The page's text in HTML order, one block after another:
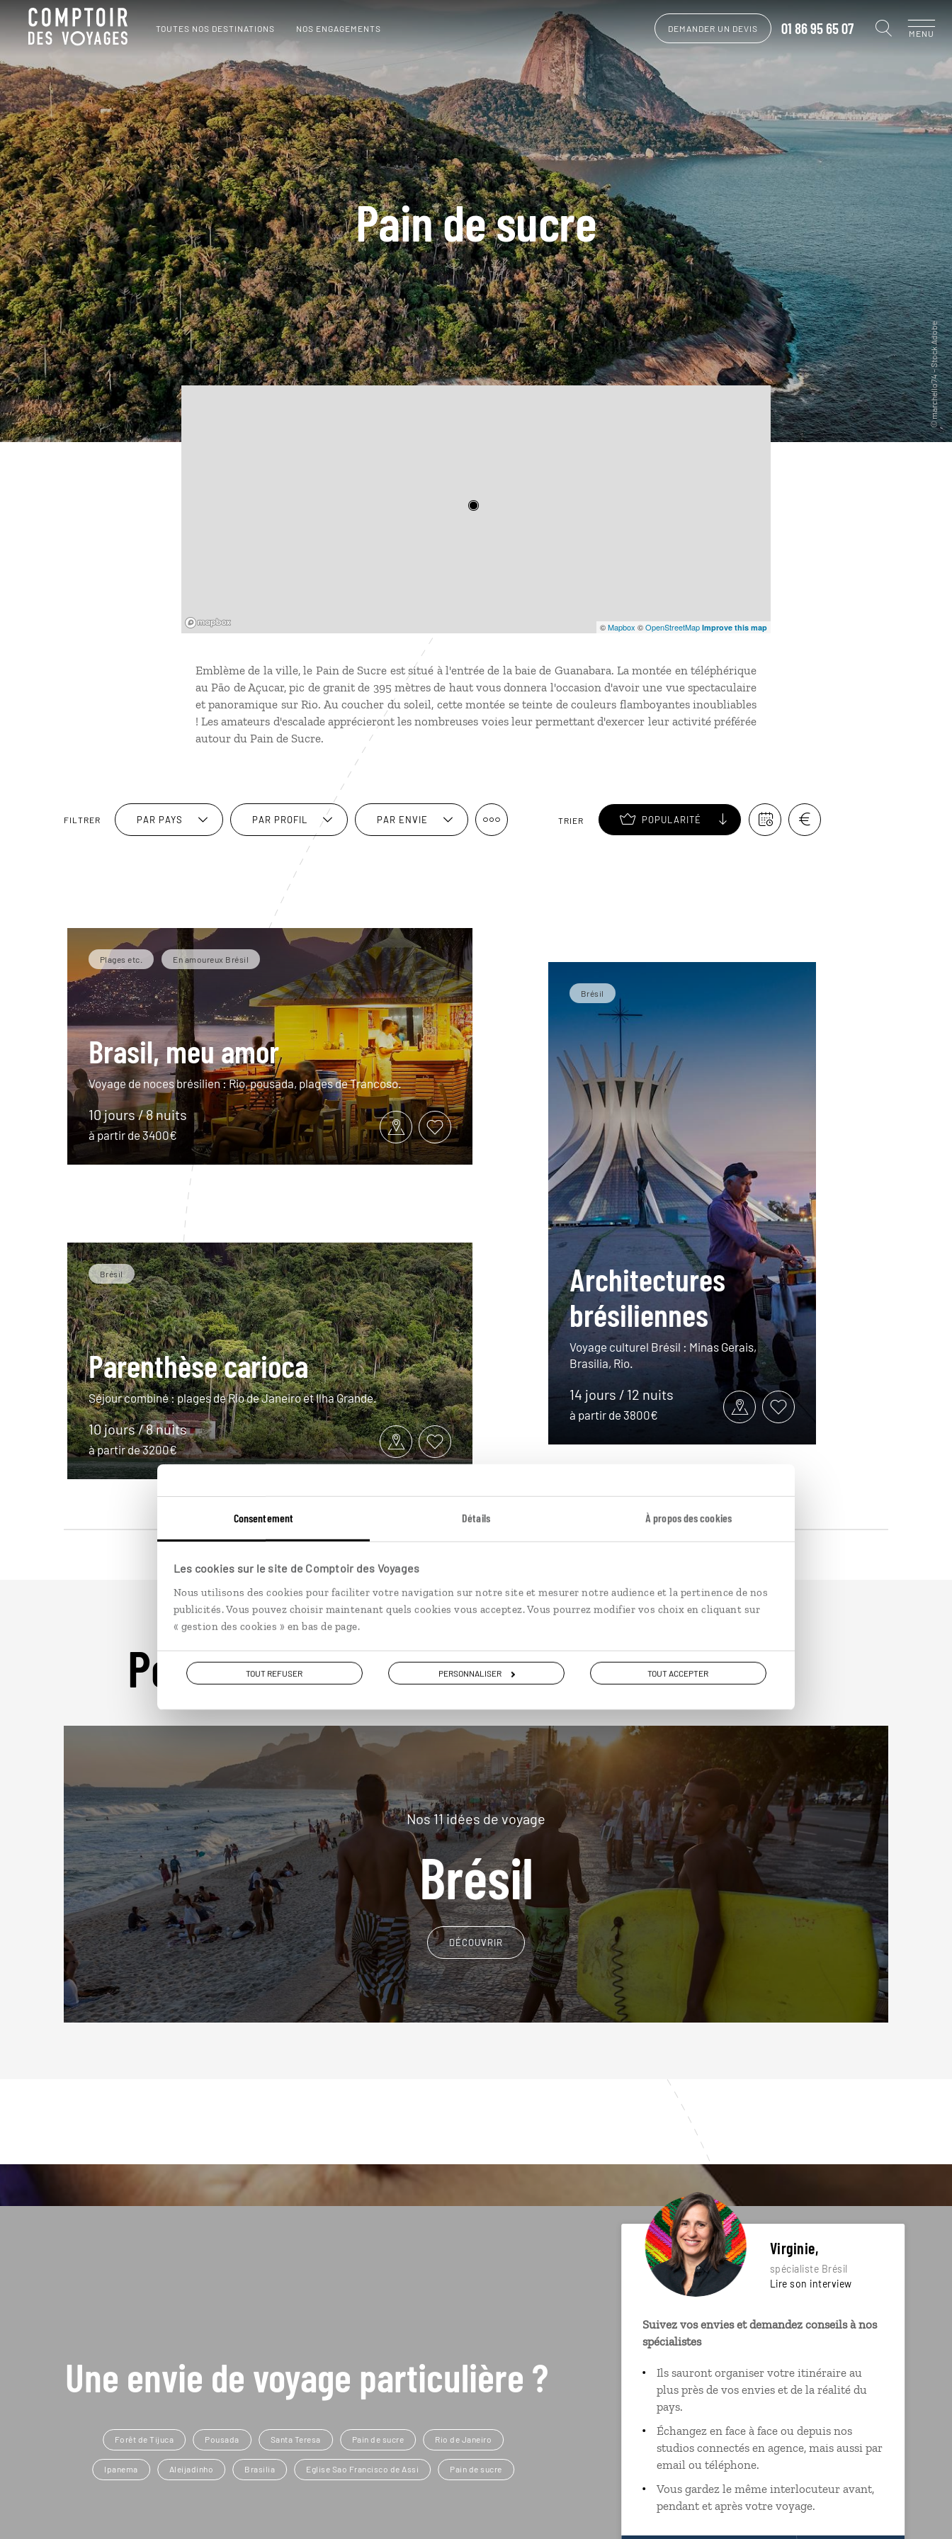
Consentement Détails À propos des cookies
Les cookies sur le site de Comptoir des Voyages
Nous utilisons des cookies pour faciliter votre navigation sur notre site et mesurer notre audience et la pertinence de nos
publicités. Vous pouvez choisir maintenant quels cookies vous acceptez. Vous pourrez modifier vos choix en cliquant sur
« gestion des cookies » en bas de page.
TOUT REFUSER PERSONNALISER TOUT ACCEPTER
TOUTES NOS DESTINATIONS NOS ENGAGEMENTS DEMANDER UN DEVIS 01 86 95 65 07 MENU
Pain de sucre
©Mapbox ©OpenStreetMap Improve this map
Emblème de la ville, le Pain de Sucre est situé à l'entrée de la baie de Guanabara. La montée en téléphérique
au Pão de Açucar, pic de granit de 395 mètres de haut vous donnera l'occasion d'avoir une vue spectaculaire
et panoramique sur Rio. Au coucher du soleil, cette montée se teinte de couleurs flamboyantes inoubliables
! Les amateurs d'escalade apprécieront les nombreuses voies leur permettant d'exercer leur activité préférée
autour du Pain de Sucre.
FILTRER PAR PAYS PAR PROFIL PAR ENVIE TRIER POPULARITÉ
Plages etc. En amoureux Brésil
Brasil, meu amor
Voyage de noces brésilien : Rio, pousada, plages de Trancoso.
10 jours / 8 nuits
à partir de 3400€
Brésil
Parenthèse carioca
Séjour combiné : plages de Rio de Janeiro et Ilha Grande.
10 jours / 8 nuits
à partir de 3200€
Brésil
Architectures
brésiliennes
Voyage culturel Brésil : Minas Gerais,
Brasilia, Rio.
14 jours / 12 nuits
à partir de 3800€
Pour aller plus loin
Nos 11 idées de voyage
Brésil
DÉCOUVRIR
Une envie de voyage particulière ?
Forêt de Tijuca Pousada Santa Teresa Pain de sucre Rio de Janeiro
Ipanema Aleijadinho Brasilia Eglise Sao Francisco de Assi Pain de sucre
Virginie,
spécialiste Brésil
Lire son interview
Suivez vos envies et demandez conseils à nos
spécialistes
Ils sauront organiser votre itinéraire au
plus près de vos envies et de la réalité du
pays.
Échangez en face à face ou depuis nos
studios connectés en agence, mais aussi par
email ou téléphone.
Vous gardez le même interlocuteur avant,
pendant et après votre voyage.